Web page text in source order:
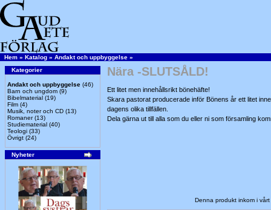
Hem » Katalog » Andakt och uppbyggelse »
Kategorier
Andakt och uppbyggelse (46)
Barn och ungdom (9)
Bibelmaterial (19)
Film (4)
Musik, noter och CD (13)
Romaner(13)
Studiematerial (40)
Teologi (33)
Övrigt (24)
Nyheter
Nära -SLUTSÅLD!
Ett litet men innehållsrikt bönehäfte!
Skara pastorat producerade inför Bönens år ett litet
dagens olika tillfällen.
Dela gärna ut till alla som du eller ni som församling
Denna produkt inkom i